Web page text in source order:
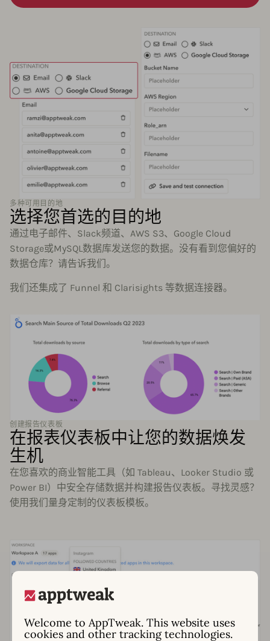
Welcome to AppTweak. This website uses
cookies and other tracking technologies.
多种可用目的地
选择您首选的目的地
通过电子邮件、Slack频道、AWS S3、Google Cloud
Storage或MySQL数据库发送您的数据。没有看到您偏好的
数据仓库？请告诉我们。
我们还集成了 Funnel 和 Clarisights 等数据连接器。
创建报告仪表板
在报表仪表板中让您的数据焕发
生机
在您喜欢的商业智能工具（如 Tableau、Looker Studio 或
Power BI）中安全存储数据并构建报告仪表板。寻找灵感？
使用我们量身定制的仪表板模板。